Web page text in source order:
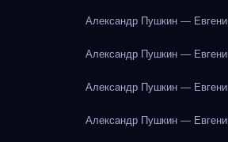
Александр Пушкин —
Александр Пушкин —
Александр Пушкин —
Александр Пушкин —